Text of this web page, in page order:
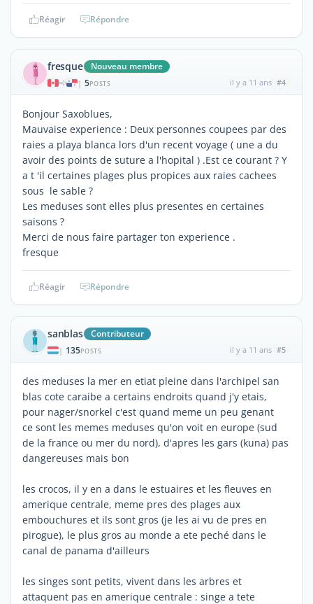
Réagir Répondre
fresque Nouveau membre
| 5POSTS il y a 11 ans #4
Bonjour Saxoblues,
Mauvaise experience : Deux personnes coupees par des
raies a playa blanca lors d'un recent voyage ( une a du
avoir des points de suture a l'hopital ) .Est ce courant ? Y
a t 'il certaines plages plus propices aux raies cachees
sous le sable ?
Les meduses sont elles plus presentes en certaines
saisons ?
Merci de nous faire partager ton experience .
fresque
Réagir Répondre
sanblas Contributeur
| 135POSTS il y a 11 ans #5
des meduses la mer en etiat pleine dans l'archipel san
blas cote caraibe a certains endroits quand j'y etais,
pour nager/snorkel c'est quand meme un peu genant
ce sont les memes meduses qu'on voit en europe (sud
de la france ou mer du nord), d'apres les gars (kuna) pas
dangereuses mais bon
les crocos, il y en a dans le estuaires et les fleuves en
amerique centrale, meme pres des plages aux
embouchures et ils sont gros (je les ai vu de pres en
pirogue), le plus gros au monde a ete peché dans le
canal de panama d'ailleurs
les singes sont petits, vivent dans les arbres et
attaquent pas en amerique centrale : singe a tete